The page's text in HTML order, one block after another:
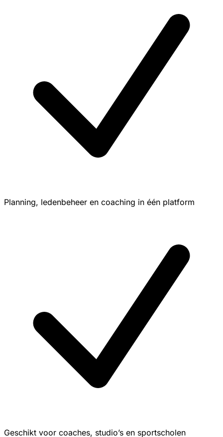
Planning, ledenbeheer en coaching in één platform
Geschikt voor coaches, studio’s en sportscholen